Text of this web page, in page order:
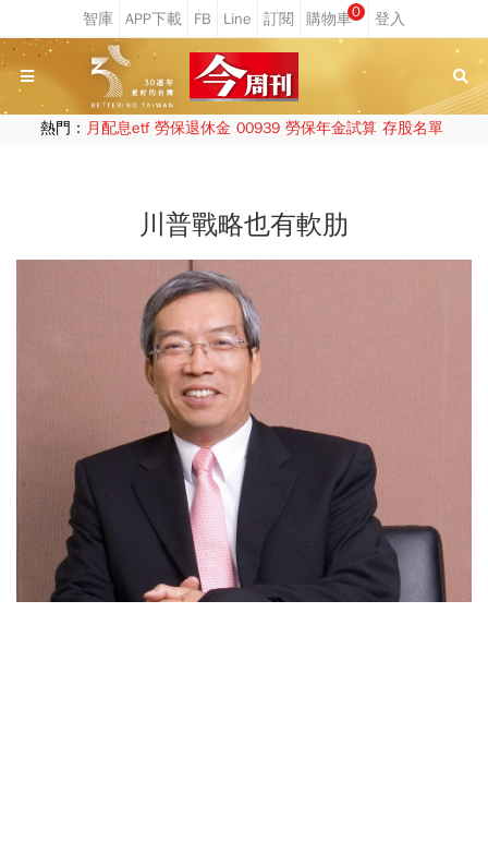
0
熱門： 月配息etf 勞保退休金 00939 勞保年金試算 存股名單
川普戰略也有軟肋